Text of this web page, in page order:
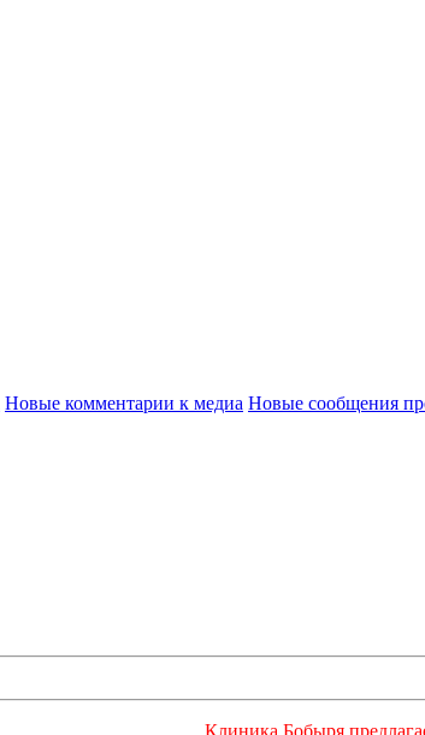
Новые комментарии к медиа Новые сообщения
Клиника Бобыря